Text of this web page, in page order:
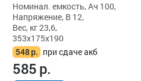
Номинал. емкость, Ач 100,
Напряжение, В 12,
Вес, кг 23,6,
353x175x190
548р. при сдаче акб
585р.